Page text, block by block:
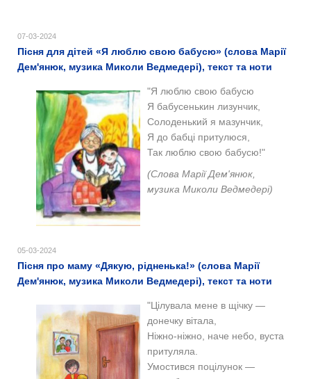
07-03-2024
Пісня для дітей «Я люблю свою бабусю» (слова Марії
Дем'янюк, музика Миколи Ведмедері), текст та ноти
"Я люблю свою бабусю
Я бабусенькин лизунчик,
Солоденький я мазунчик,
Я до бабці притулюся,
Так люблю свою бабусю!"
(Слова Марії Дем'янюк,
музика Миколи Ведмедері)
05-03-2024
Пісня про маму «Дякую, рідненька!» (слова Марії
Дем'янюк, музика Миколи Ведмедері), текст та ноти
"Цілувала мене в щічку —
донечку вітала,
Ніжно-ніжно, наче небо, вуста
притуляла.
Умостився поцілунок —